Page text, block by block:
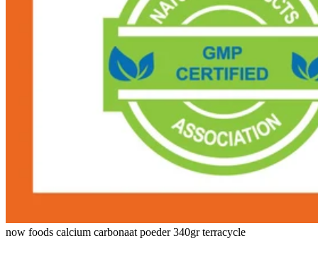
now foods calcium carbonaat poeder 340gr terracycle